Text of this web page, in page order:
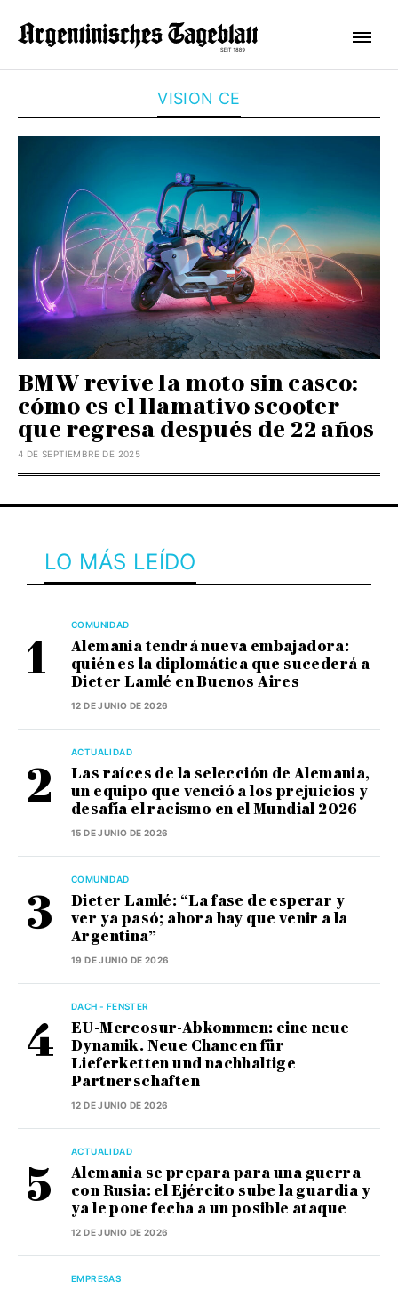
VISION CE
BMW revive la moto sin casco:
cómo es el llamativo scooter
que regresa después de 22 años
4 DE SEPTIEMBRE DE 2025
LO MÁS LEÍDO
COMUNIDAD
Alemania tendrá nueva embajadora:
quién es la diplomática que sucederá a
Dieter Lamlé en Buenos Aires
12 DE JUNIO DE 2026
ACTUALIDAD
Las raíces de la selección de Alemania,
un equipo que venció a los prejuicios y
desafía el racismo en el Mundial 2026
15 DE JUNIO DE 2026
COMUNIDAD
Dieter Lamlé: “La fase de esperar y
ver ya pasó; ahora hay que venir a la
Argentina”
19 DE JUNIO DE 2026
DACH - FENSTER
EU-Mercosur-Abkommen: eine neue
Dynamik. Neue Chancen für
Lieferketten und nachhaltige
Partnerschaften
12 DE JUNIO DE 2026
ACTUALIDAD
Alemania se prepara para una guerra
con Rusia: el Ejército sube la guardia y
ya le pone fecha a un posible ataque
12 DE JUNIO DE 2026
EMPRESAS